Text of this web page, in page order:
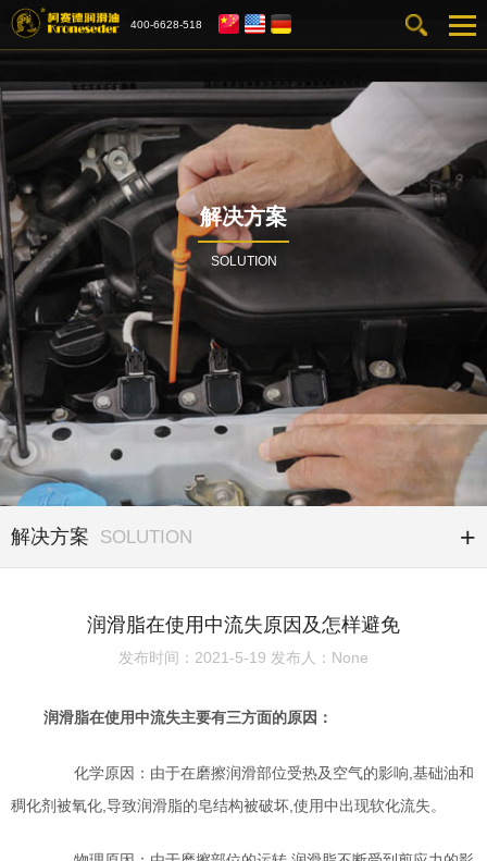
400-6628-518
解决方案
SOLUTION
解决方案 SOLUTION
润滑脂在使用中流失原因及怎样避免
发布时间：2021-5-19 发布人：None
润滑脂在使用中流失主要有三方面的原因：
化学原因：由于在磨擦润滑部位受热及空气的影响,基础油和
稠化剂被氧化,导致润滑脂的皂结构被破坏,使用中出现软化流失。